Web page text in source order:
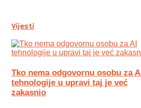
Vijesti
Tko nema odgovornu osobu za AI
tehnologije u upravi taj je već
zakasnio